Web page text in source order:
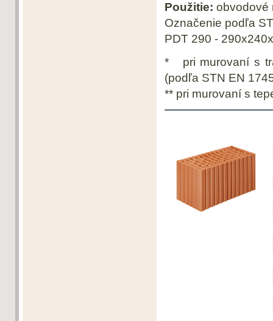
Použitie: obvodové
Označenie podľa
PDT 290 -
* pri murovaní s
(podľa STN EN
** pri murovaní s